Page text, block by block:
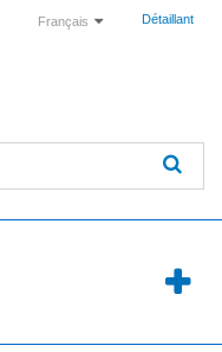
Détaillant
Français